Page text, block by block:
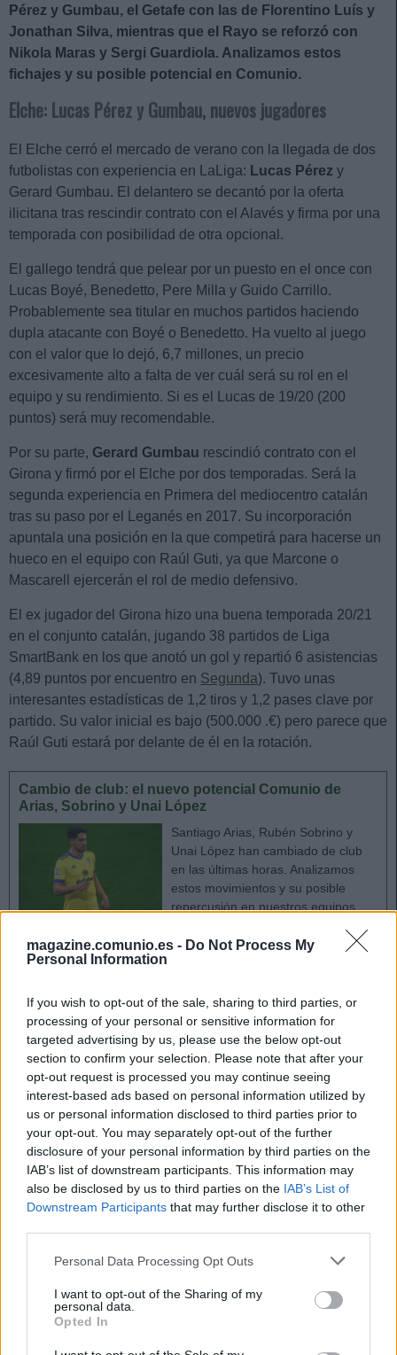
magazine.comunio.es - Do Not Process My
Personal Information
If you wish to opt-out of the sale, sharing to third parties, or
processing of your personal or sensitive information for
targeted advertising by us, please use the below opt-out
section to confirm your selection. Please note that after your
opt-out request is processed you may continue seeing
interest-based ads based on personal information utilized by
us or personal information disclosed to third parties prior to
your opt-out. You may separately opt-out of the further
disclosure of your personal information by third parties on the
IAB’s list of downstream participants. This information may
also be disclosed by us to third parties on the IAB’s List of
Downstream Participants that may further disclose it to other
Please note that this website/app uses one or more Google
not limited to your visit or usage behaviour. You may click to
grant or deny consent to Google and its third-party tags to
use your data for below specified purposes in below Google
consent section.
Personal Data Processing Opt Outs
I want to opt-out of the Sharing of my
personal data.
Opted In
Pérez y Gumbau, el Getafe con las de Florentino Luís y
Jonathan Silva, mientras que el Rayo se reforzó con
Nikola Maras y Sergi Guardiola. Analizamos estos
fichajes y su posible potencial en Comunio.
Elche: Lucas Pérez y Gumbau, nuevos jugadores
El Elche cerró el mercado de verano con la llegada de dos
futbolistas con experiencia en LaLiga: Lucas Pérez y
Gerard Gumbau. El delantero se decantó por la oferta
ilicitana tras rescindir contrato con el Alavés y firma por una
temporada con posibilidad de otra opcional.
El gallego tendrá que pelear por un puesto en el once con
Lucas Boyé, Benedetto, Pere Milla y Guido Carrillo.
Probablemente sea titular en muchos partidos haciendo
dupla atacante con Boyé o Benedetto. Ha vuelto al juego
con el valor que lo dejó, 6,7 millones, un precio
excesivamente alto a falta de ver cuál será su rol en el
equipo y su rendimiento. Si es el Lucas de 19/20 (200
puntos) será muy recomendable.
Por su parte, Gerard Gumbau rescindió contrato con el
Girona y firmó por el Elche por dos temporadas. Será la
segunda experiencia en Primera del mediocentro catalán
tras su paso por el Leganés en 2017. Su incorporación
apuntala una posición en la que competirá para hacerse un
hueco en el equipo con Raúl Guti, ya que Marcone o
Mascarell ejercerán el rol de medio defensivo.
El ex jugador del Girona hizo una buena temporada 20/21
en el conjunto catalán, jugando 38 partidos de Liga
SmartBank en los que anotó un gol y repartió 6 asistencias
(4,89 puntos por encuentro en Segunda). Tuvo unas
interesantes estadísticas de 1,2 tiros y 1,2 pases clave por
partido. Su valor inicial es bajo (500.000 .€) pero parece que
Raúl Guti estará por delante de él en la rotación.
Cambio de club: el nuevo potencial Comunio de
Arias, Sobrino y Unai López
Santiago Arias, Rubén Sobrino y
Unai López han cambiado de club
en las últimas horas. Analizamos
estos movimientos y su posible
repercusión en nuestros equipos
Getafe: Florentino Luís y Jonathan Silva, últimas
incorporaciones
El verano del Getafe ha sido muy movido, con altas y bajas
hasta el último día.Cucurellafinalmente se marchó al
Brighton por 18 millones de euros y el club azulón incorporó
a Jonathan Silva para cubrir su baja y también al portugués
Florentino Luís para apuntalar su centro del campo.
Jonathan Silvallega procedente del Leganés en un
traspaso de 2,6 millones de euros. Cuenta con experiencia
puntos en Comunio. Competirá con Mathias Olivera para el
más adelantado. Su precio inicial es de 500.000 euros y en
principio será el recambio del uruguayo.